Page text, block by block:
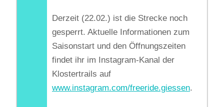
Derzeit (22.02.) ist die Strecke noch
gesperrt. Aktuelle Informationen zum
Saisonstart und den Öffnungszeiten
findet ihr im Instagram-Kanal der
Klostertrails auf
www.instagram.com/freeride.giessen.